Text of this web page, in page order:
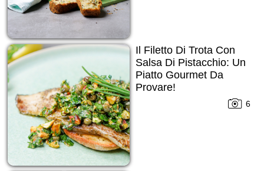
Il Filetto Di Trota Con
Salsa Di Pistacchio: Un
Piatto Gourmet Da
Provare!
6